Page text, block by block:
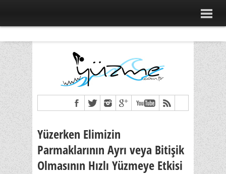
Yüzerken Elimizin
Parmaklarının Ayrı veya Bitişik
Olmasının Hızlı Yüzmeye Etkisi